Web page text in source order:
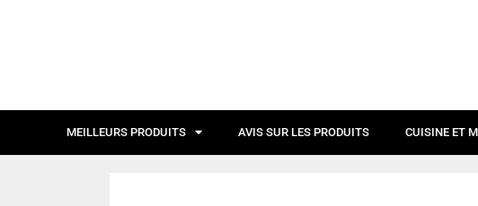
MEILLEURS PRODUITS AVIS SUR LES PRODUITS CUISINE ET